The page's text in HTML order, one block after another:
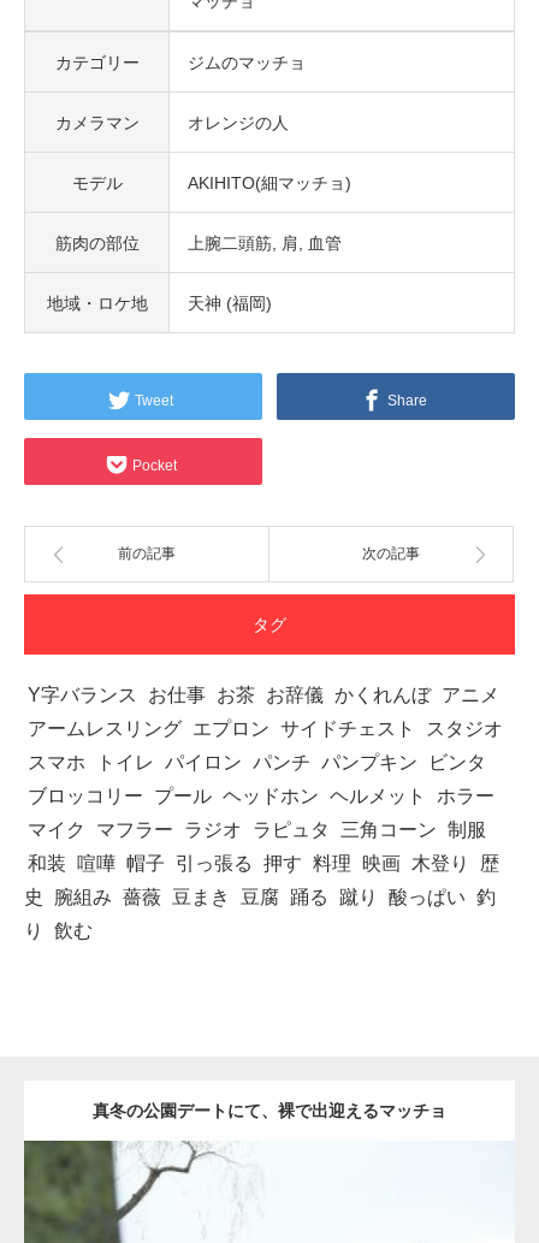
カテゴリー ジムのマッチョ
カメラマン オレンジの人
モデル AKIHITO(細マッチョ)
筋肉の部位 上腕二頭筋 肩 血管
地域・ロケ地 天神 (福岡)
Tweet Share
Pocket
前の記事 次の記事
タグ
Y字バランス お仕事 お茶 お辞儀 かくれんぼ アニメ
アームレスリング エプロン サイドチェスト
スタジオ
スマホ
トイレ パイロン パンチ パンプキン
ビンタ
ブロッコリー
プール ヘッドホン ヘルメット
ホラー
マイク
マフラー ラジオ ラピュタ 三角コーン 制服
和装
喧嘩 帽子 引っ張る 押す 料理 映画 木登り
歴
史
腕組み 薔薇 豆まき 豆腐 踊る 蹴り 酸っぱい 釣
り
飲む
真冬の公園デートにて、裸で出迎えるマッチョ